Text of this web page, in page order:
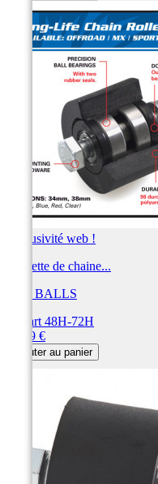
Exclusivité web !
Roulette de chaine...
ALL BALLS
Départ 48H-72H
24,59 €
Ajouter au panier